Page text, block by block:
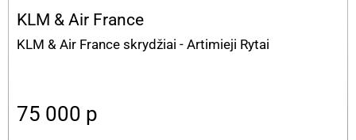
KLM & Air France
KLM & Air France skrydžiai - Artimieji Rytai
75 000 p